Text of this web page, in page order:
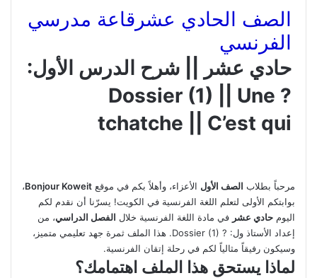
الصف الحادي عشر قاعة مدرسي
الفرنسي
حادي عشر || شرح الدرس الأول:
? Dossier (1) || Une
tchatche || C’est qui
مرحباً بطلاب الصف الأول الأعزاء، وأهلاً بكم في موقع Bonjour Koweit،
بوابتكم الأولى لتعلم اللغة الفرنسية في الكويت! يسرّنا أن نقدم لكم
اليوم حادي عشر في مادة اللغة الفرنسية خلال الفصل الدراسي، من
إعداد الأستاذ ول: ? Dossier (1). هذا الملف ثمرة جهد تعليمي متميز،
وسيكون رفيقاً مثالياً لكم في رحلة إتقان الفرنسية.
لماذا يستحق هذا الملف اهتمامك؟